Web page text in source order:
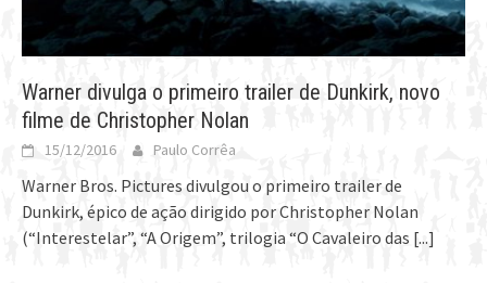
Warner divulga o primeiro trailer de Dunkirk, novo
filme de Christopher Nolan
15/12/2016 Paulo Corrêa
Warner Bros. Pictures divulgou o primeiro trailer de
Dunkirk, épico de ação dirigido por Christopher Nolan
(“Interestelar”, “A Origem”, trilogia “O Cavaleiro das [...]